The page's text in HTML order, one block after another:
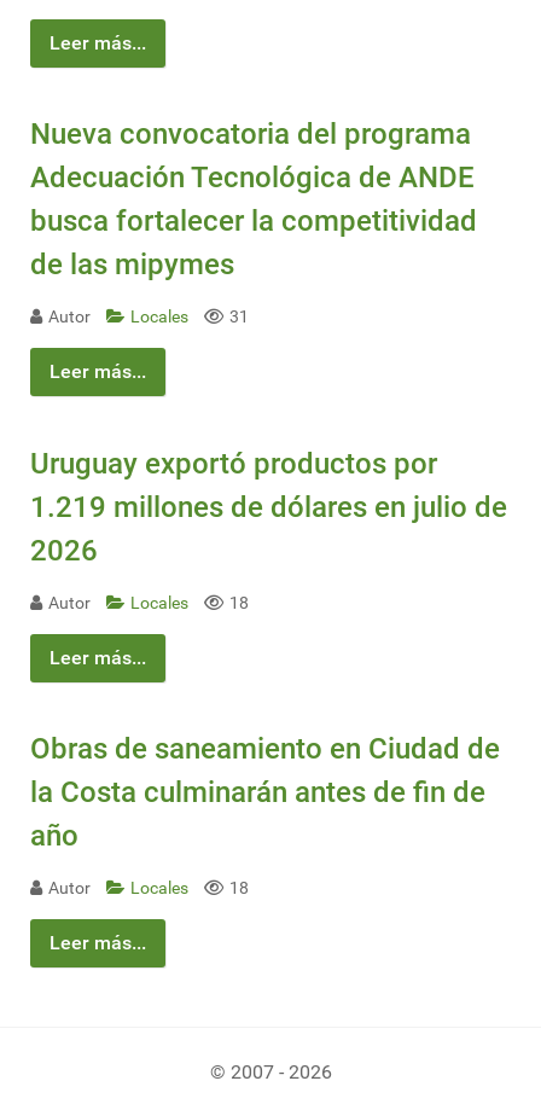
Leer más...
Nueva convocatoria del programa
Adecuación Tecnológica de ANDE
busca fortalecer la competitividad
de las mipymes
Autor Locales 31
Leer más...
Uruguay exportó productos por
1.219 millones de dólares en julio de
2026
Autor Locales 18
Leer más...
Obras de saneamiento en Ciudad de
la Costa culminarán antes de fin de
año
Autor Locales 18
Leer más...
© 2007 - 2026